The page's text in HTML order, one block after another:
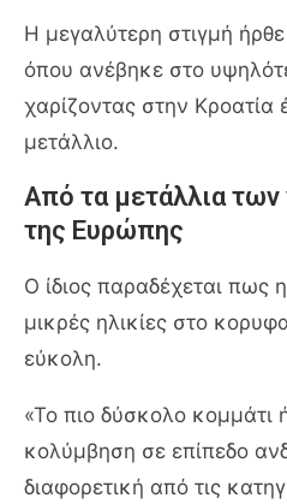
Η μεγαλύτερη στιγμή
όπου ανέβηκε στο
χαρίζοντας στην Κροατία
μετάλλιο.
Από τα μετάλλια των
της Ευρώπης
Ο ίδιος παραδέχεται πως
μικρές ηλικίες στο
εύκολη.
«Το πιο δύσκολο κομμάτι
κολύμβηση σε επίπεδο
διαφορετική από τις